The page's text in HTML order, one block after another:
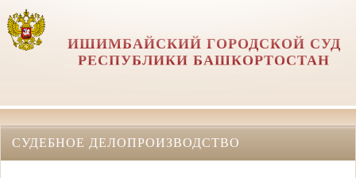
ИШИМБАЙСКИЙ ГОРОДСКОЙ СУД
РЕСПУБЛИКИ БАШКОРТОСТАН
СУДЕБНОЕ ДЕЛОПРОИЗВОДСТВО